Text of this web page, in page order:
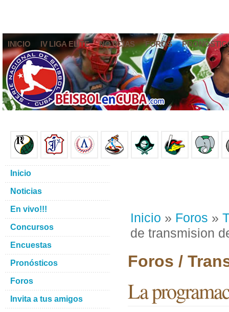
INICIO IV LIGA ELITE NOTICIAS FOROS
Inicio » Foros »
de transmision
Foros /
La
Inicio
Noticias
En vivo!!!
Concursos
Encuestas
Pronósticos
Foros
Invita a tus amigos